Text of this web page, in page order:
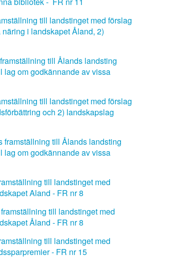
till landstinget med förslag
i landskapet Åland, 2)
till Ålands landsting
om godkännande av vissa
till landstinget med förslag
och 2) landskapslag
framställning till Ålands landsting
om godkännande av vissa
till landstinget med
Aland - FR nr 8
till landstinget med
Åland - FR nr 8
till landstinget med
- FR nr 15